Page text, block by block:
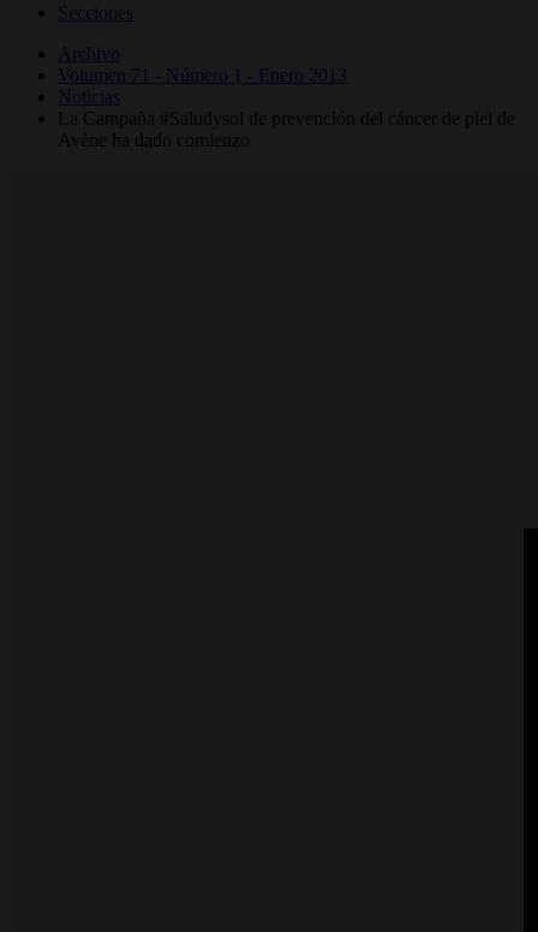
Secciones
Archivo
Volumen 71 - Número 1 - Enero 2013
Noticias
La Campaña #Saludysol de prevención del cáncer de piel de
Avène ha dado comienzo